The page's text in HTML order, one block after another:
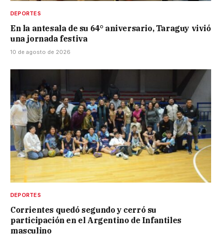
DEPORTES
En la antesala de su 64° aniversario, Taraguy vivió
una jornada festiva
10 de agosto de 2026
DEPORTES
Corrientes quedó segundo y cerró su
participación en el Argentino de Infantiles
masculino